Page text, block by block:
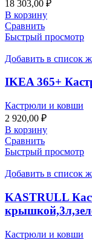
18 303,00 ₽
В корзину
Сравнить
Быстрый просмотр
Добавить в список
IKEA 365+
Кастрюли и ковши
2 920,00 ₽
В корзину
Сравнить
Быстрый просмотр
Добавить в список
KASTRULL
Кастрюли и ковши